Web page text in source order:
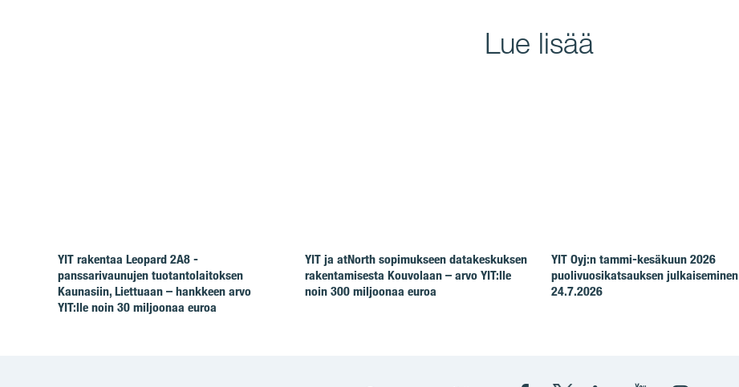
Lue lisää
YIT rakentaa Leopard 2A8 -
panssarivaunujen tuotantolaitoksen
Kaunasiin, Liettuaan – hankkeen arvo
YIT:lle noin 30 miljoonaa euroa
YIT ja atNorth sopimukseen datakeskuksen
rakentamisesta Kouvolaan – arvo YIT:lle
noin 300 miljoonaa euroa
YIT Oyj:n tammi-kesäkuun 2026
puolivuosikatsauksen julkaiseminen
24.7.2026